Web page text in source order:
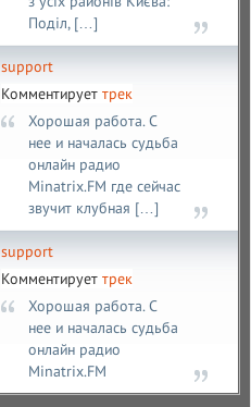
Поділ, […]
support
Комментирует трек
Хорошая работа. С
нее и началась судьба
онлайн радио
Minatrix.FM где сейчас
звучит клубная […]
support
Комментирует трек
Хорошая работа. С
нее и началась судьба
онлайн радио
Minatrix.FM